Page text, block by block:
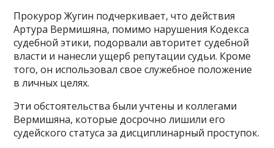
Прокурор Жугин подчеркивает, что действия
Артура Вермишяна, помимо нарушения Кодекса
судебной этики, подорвали авторитет судебной
власти и нанесли ущерб репутации судьи. Кроме
того, он использовал свое служебное положение
в личных целях.
Эти обстоятельства были учтены и коллегами
Вермишяна, которые досрочно лишили его
судейского статуса за дисциплинарный проступок.